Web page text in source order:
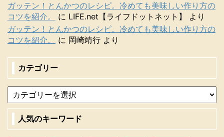
ガッテン！とんかつのレシピ。冷めても美味しい作り方の
コツを紹介。
に LIFE.net【ライフドットネット】
より
ガッテン！とんかつのレシピ。冷めても美味しい作り方の
コツを紹介。
に 岡崎靖行 より
カテゴリー
人気のキーワード